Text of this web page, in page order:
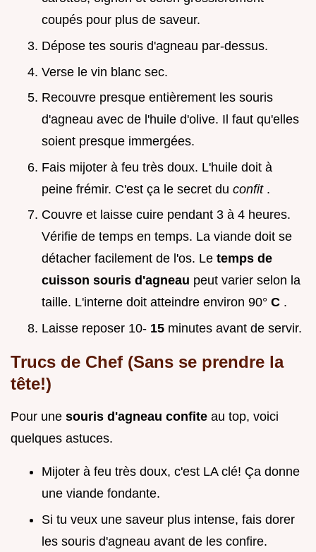
coupés pour plus de saveur.
Dépose tes souris d'agneau par-dessus.
Verse le vin blanc sec.
Recouvre presque entièrement les souris
d'agneau avec de l'huile d'olive. Il faut qu'elles
soient presque immergées.
Fais mijoter à feu très doux. L'huile doit à
peine frémir. C'est ça le secret du confit .
Couvre et laisse cuire pendant 3 à 4 heures.
Vérifie de temps en temps. La viande doit se
détacher facilement de l'os. Le temps de
cuisson souris d'agneau peut varier selon la
taille. L'interne doit atteindre environ 90° C .
Laisse reposer 10- 15 minutes avant de servir.
Trucs de Chef (Sans se prendre la
tête!)
Pour une souris d'agneau confite au top, voici
quelques astuces.
Mijoter à feu très doux, c'est LA clé! Ça donne
une viande fondante.
Si tu veux une saveur plus intense, fais dorer
les souris d'agneau avant de les confire.